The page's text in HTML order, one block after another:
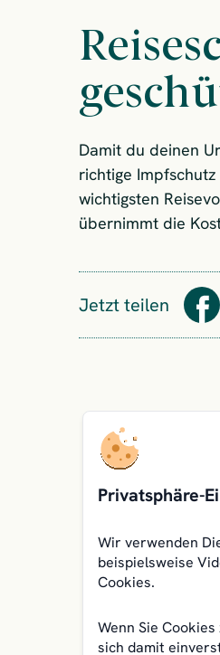
Damit du deinen
richtige
wichtigsten
übernimmt die
Jetzt teilen
Privatsphäre-
Wir verwenden
beispielsweise
Cookies.
Wenn Sie
sich damit